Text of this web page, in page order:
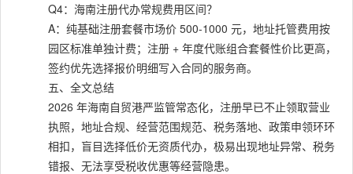
Q4：海南注册代办常规费用区间？
A：纯基础注册套餐市场价 500-1000 元，地址托管费用按
园区标准单独计费；注册 + 年度代账组合套餐性价比更高，
签约优先选择报价明细写入合同的服务商。
五、全文总结
2026 年海南自贸港严监管常态化，注册早已不止领取营业
执照，地址合规、经营范围规范、税务落地、政策申领环环
相扣，盲目选择低价无资质代办，极易出现地址异常、税务
错报、无法享受税收优惠等经营隐患。